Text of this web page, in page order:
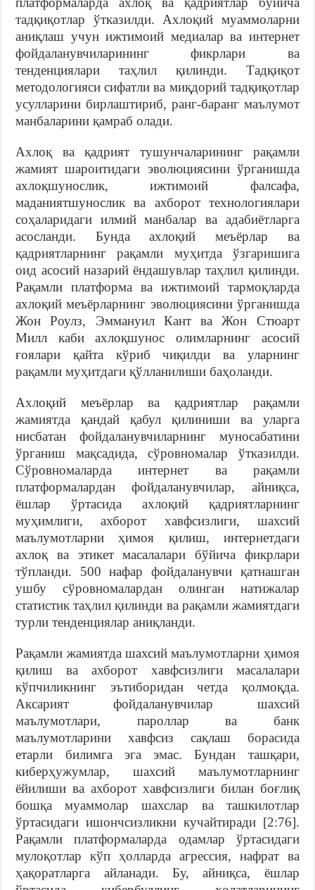
тадқиқотлар ўтказилди. Ахлоқий муаммоларни
аниқлаш учун ижтимоий медиалар ва интернет
фойдаланувчиларининг фикрлари ва
тенденциялари таҳлил қилинди. Тадқиқот
методологияси сифатли ва миқдорий тадқиқотлар
усулларини бирлаштириб, ранг-баранг маълумот
манбаларини қамраб олади.
Ахлоқ ва қадрият тушунчаларининг рақамли
жамият шароитидаги эволюциясини ўрганишда
ахлоқшунослик, ижтимоий фалсафа,
маданиятшунослик ва ахборот технологиялари
соҳаларидаги илмий манбалар ва адабиётларга
асосланди. Бунда ахлоқий меъёрлар ва
қадриятларнинг рақамли муҳитда ўзгаришига
оид асосий назарий ёндашувлар таҳлил қилинди.
Рақамли платформа ва ижтимоий тармоқларда
ахлоқий меъёрларнинг эволюциясини ўрганишда
Жон Роулз, Эммануил Кант ва Жон Стюарт
Милл каби ахлоқшунос олимларнинг асосий
ғоялари қайта кўриб чиқилди ва уларнинг
рақамли муҳитдаги қўлланилиши баҳоланди.
Ахлоқий меъёрлар ва қадриятлар рақамли
жамиятда қандай қабул қилиниши ва уларга
нисбатан фойдаланувчиларнинг муносабатини
ўрганиш мақсадида, сўровномалар ўтказилди.
Сўровномаларда интернет ва рақамли
платформалардан фойдаланувчилар, айниқса,
ёшлар ўртасида ахлоқий қадриятларнинг
муҳимлиги, ахборот хавфсизлиги, шахсий
маълумотларни ҳимоя қилиш, интернетдаги
ахлоқ ва этикет масалалари бўйича фикрлари
тўпланди. 500 нафар фойдаланувчи қатнашган
ушбу сўровномалардан олинган натижалар
статистик таҳлил қилинди ва рақамли жамиятдаги
турли тенденциялар аниқланди.
Рақамли жамиятда шахсий маълумотларни ҳимоя
қилиш ва ахборот хавфсизлиги масалалари
кўпчиликнинг эътиборидан четда қолмоқда.
Аксарият фойдаланувчилар шахсий
маълумотлари, пароллар ва банк
маълумотларини хавфсиз сақлаш борасида
етарли билимга эга эмас. Бундан ташқари,
киберҳужумлар, шахсий маълумотларнинг
ёйилиши ва ахборот хавфсизлиги билан боғлиқ
бошқа муаммолар шахслар ва ташкилотлар
ўртасидаги ишончсизликни кучайтиради [2:76].
Рақамли платформаларда одамлар ўртасидаги
мулоқотлар кўп ҳолларда агрессия, нафрат ва
ҳақоратларга айланади. Бу, айниқса, ёшлар